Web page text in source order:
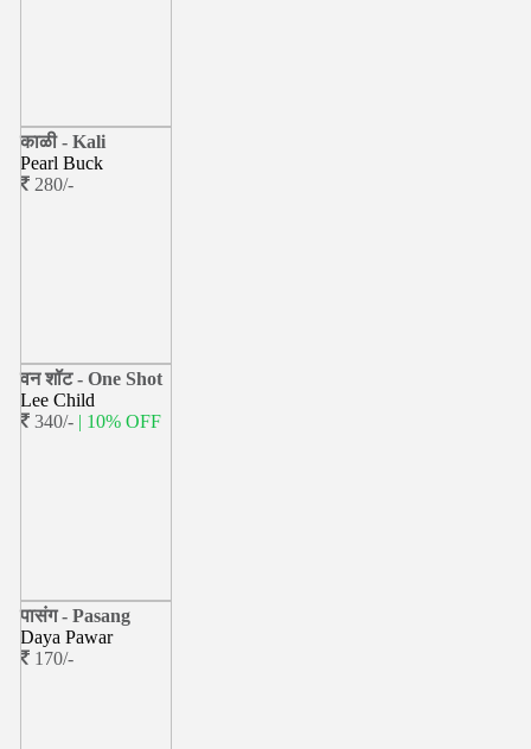
काळी - Kali
Pearl Buck
280/-
वन शॉट - One Shot
Lee Child
340/- | 10% OFF
पासंग - Pasang
Daya Pawar
170/-